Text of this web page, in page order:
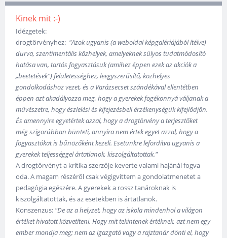
Kinek mit :-)
Idézgetek:
drogtörvényhez: "Azok ugyanis (a weboldal képgalériájából ítélve)
durva, szentimentális közhelyek, amelyeknek súlyos tudatmódosító
hatása van, tartós fogyasztásuk (amihez éppen ezek az akciók a
„beetetések”) felületességhez, leegyszerűsítő, közhelyes
gondolkodáshoz vezet, és a Varázsecset szándékával ellentétben
éppen azt akadályozza meg, hogy a gyerekek fogékonnyá váljanak a
művészetre, hogy észlelési és kifejezésbeli érzékenységük kifejlődjön.
És amennyire egyetértek azzal, hogy a drogtörvény a terjesztőket
még szigorúbban bünteti, annyira nem értek egyet azzal, hogy a
fogyasztókat is bűnözőként kezeli. Esetünkre lefordítva ugyanis a
gyerekek teljességgel ártatlanok, kiszolgáltatottak."
A drogtörvényt a kritika szerzője keverte valami hajánál fogva
oda. A magam részéről csak végigvittem a gondolatmenetet a
pedagógia egészére. A gyerekek a rossz tanároknak is
kiszolgáltatottak, és az esetekben is ártatlanok.
Konszenzus: "De az a helyzet, hogy az iskola mindenhol a világon
értéket hivatott közvetíteni. Hogy mit tekintenek értéknek, azt nem egy
ember mondja meg; nem az igazgató vagy a rajztanár dönti el, hogy